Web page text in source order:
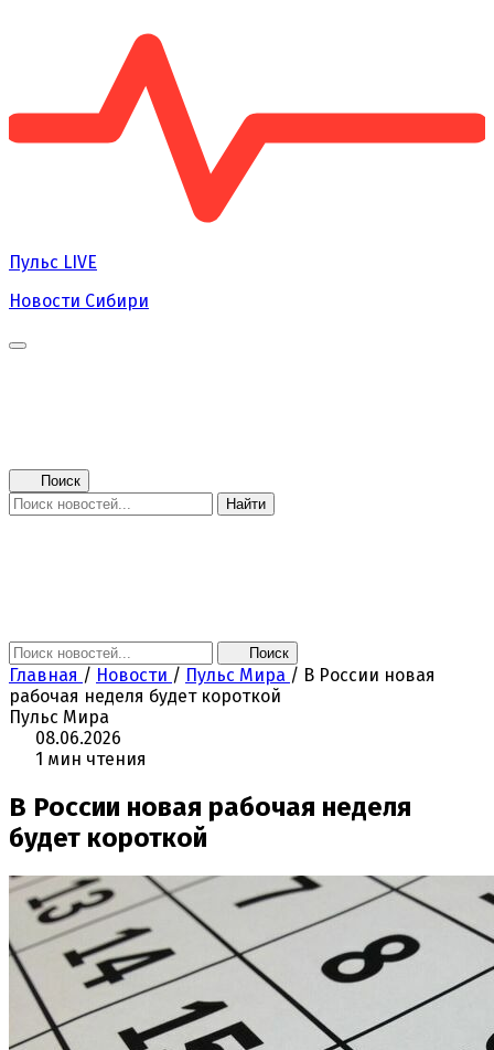
Пульс LIVE
Новости Сибири
Поиск
Найти
Поиск
Главная / Новости / Пульс Мира / В России новая
рабочая неделя будет короткой
Пульс Мира
08.06.2026
1 мин чтения
В России новая рабочая неделя
будет короткой